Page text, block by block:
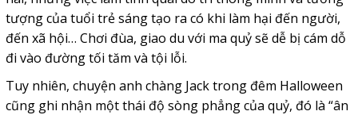
tượng của tuổi trẻ sáng tạo ra có khi làm hại đến người,
đến xã hội… Chơi đùa, giao du với ma quỷ sẽ dễ bị cám dỗ
đi vào đường tối tăm và tội lỗi.
Tuy nhiên, chuyện anh chàng Jack trong đêm Halloween
cũng ghi nhận một thái độ sòng phẳng của quỷ, đó là “ân